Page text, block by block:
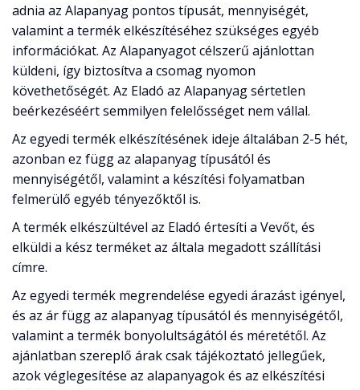
adnia az Alapanyag pontos típusát, mennyiségét,
valamint a termék elkészítéséhez szükséges egyéb
információkat. Az Alapanyagot célszerű ajánlottan
küldeni, így biztosítva a csomag nyomon
követhetőségét. Az Eladó az Alapanyag sértetlen
beérkezéséért semmilyen felelősséget nem vállal.
Az egyedi termék elkészítésének ideje általában 2-5 hét,
azonban ez függ az alapanyag típusától és
mennyiségétől, valamint a készítési folyamatban
felmerülő egyéb tényezőktől is.
A termék elkészültével az Eladó értesíti a Vevőt, és
elküldi a kész terméket az általa megadott szállítási
címre.
Az egyedi termék megrendelése egyedi árazást igényel,
és az ár függ az alapanyag típusától és mennyiségétől,
valamint a termék bonyolultságától és méretétől. Az
ajánlatban szereplő árak csak tájékoztató jellegűek,
azok véglegesítése az alapanyagok és az elkészítési